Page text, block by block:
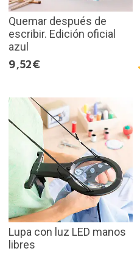
Quemar después de
escribir. Edición oficial
azul
9,52€
Lupa con luz LED manos
libres